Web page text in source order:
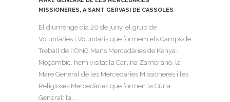
MISSIONERES, A SANT GERVASI DE CASSOLES
El diumenge dia 20 de juny, el grup de
Voluntàries i Voluntaris que formem els Camps de
Treball de l'ONG Mans Mercedàries de Kenya i
Moçambic, hem visitat la Carlina Zambrano, la
Mare General de les Mercedàries Missioneres i les
Religioses Mercedàries que formen la Cúria
General: la...